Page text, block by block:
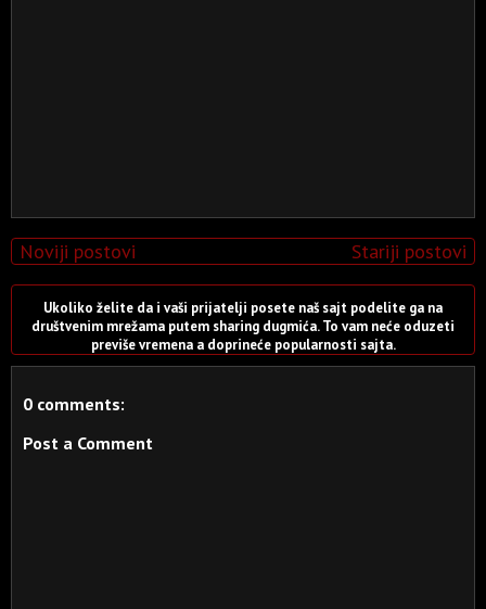
Noviji postovi Stariji postovi
Ukoliko želite da i vaši prijatelji posete naš sajt podelite ga na
društvenim mrežama putem sharing dugmića. To vam neće oduzeti
previše vremena a doprineće popularnosti sajta.
0 comments:
Post a Comment